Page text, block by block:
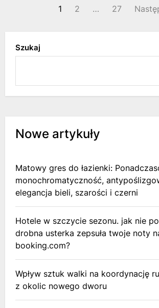
Stronicowanie
1 2 … 27
Szukaj
Nowe artykuły
Matowy gres do łazienki:
monochromatyczność,
elegancja bieli, szarości i czerni
Hotele w szczycie sezonu. jak nie
drobna usterka zepsuła twoje noty
booking.com?
Wpływ sztuk walki na koordynację
z okolic nowego dworu